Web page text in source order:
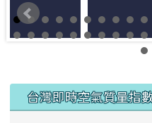
左邊區域內容
台灣即時空氣質量指數